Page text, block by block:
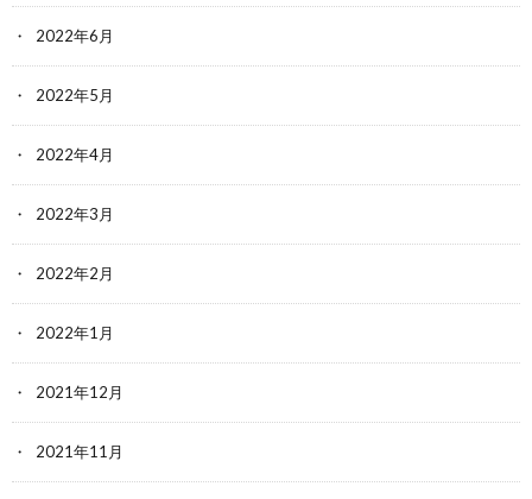
2022年6月
2022年5月
2022年4月
2022年3月
2022年2月
2022年1月
2021年12月
2021年11月